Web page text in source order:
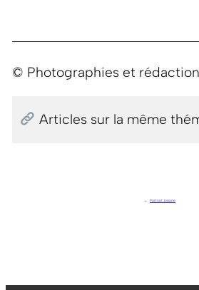
© Photographies et
Articles sur la même
← Portrait Josiane